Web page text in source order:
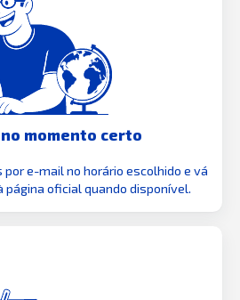
momento certo
por e-mail no horário escolhido e vá
página oficial quando disponível.